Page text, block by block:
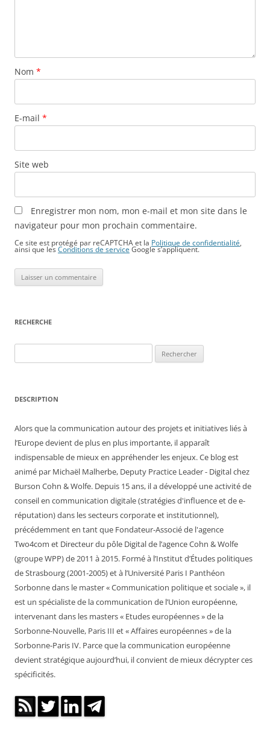
Nom *
E-mail *
Site web
Enregistrer mon nom, mon e-mail et mon site dans le
navigateur pour mon prochain commentaire.
Ce site est protégé par reCAPTCHA et la Politique de confidentialité
ainsi que lesConditions de service Google s’appliquent.
RECHERCHE
DESCRIPTION
Alors que la communication autour des projets et initiatives liés à
l’Europe devient de plus en plus importante, il apparaît
indispensable de mieux en appréhender les enjeux. Ce blog est
animé par Michaël Malherbe, Deputy Practice Leader - Digital chez
Burson Cohn & Wolfe. Depuis 15 ans, il a développé une activité de
conseil en communication digitale (stratégies d'influence et de e-
réputation) dans les secteurs corporate et institutionnel),
précédemment en tant que Fondateur-Associé de l'agence
Two4com et Directeur du pôle Digital de l’agence Cohn & Wolfe
(groupe WPP) de 2011 à 2015. Formé à l’Institut d’Études politiques
de Strasbourg (2001-2005) et à l’Université Paris I Panthéon
Sorbonne dans le master « Communication politique et sociale », il
est un spécialiste de la communication de l’Union européenne,
intervenant dans les masters « Etudes européennes » de la
Sorbonne-Nouvelle, Paris III et « Affaires européennes » de la
Sorbonne-Paris IV. Parce que la communication européenne
devient stratégique aujourd’hui, il convient de mieux décrypter ces
spécificités.